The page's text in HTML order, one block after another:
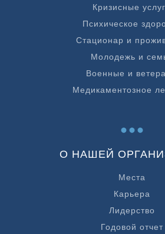
Кризисные
Психическое
Стационар и
Молодежь и
Военные и
Медикаментозное
...
О НАШЕЙ
Места
Карьера
Лидерство
Годовой отчет